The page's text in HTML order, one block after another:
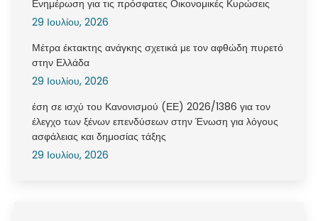
Ενημέρωση για τις πρόσφατες Οικονομικές Κυρώσεις
29 Ιουλίου, 2026
Μέτρα έκτακτης ανάγκης σχετικά με τον αφθώδη πυρετό
στην Ελλάδα
29 Ιουλίου, 2026
έση σε ισχύ του Κανονισμού (ΕΕ) 2026/1386 για τον
έλεγχο των ξένων επενδύσεων στην Ένωση για λόγους
ασφάλειας και δημοσίας τάξης
29 Ιουλίου, 2026